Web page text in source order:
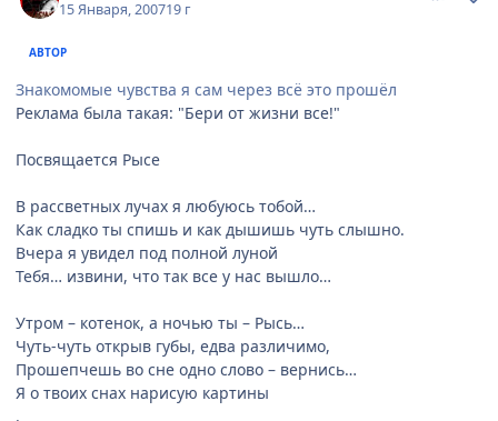
15 Января, 200719 г
АВТОР
Знакомомые чувства я сам через всё это прошёл
Реклама была такая: "Бери от жизни все!"
Посвящается Рысе
В рассветных лучах я любуюсь тобой…
Как сладко ты спишь и как дышишь чуть слышно.
Вчера я увидел под полной луной
Тебя… извини, что так все у нас вышло…
Утром – котенок, а ночью ты – Рысь…
Чуть-чуть открыв губы, едва различимо,
Прошепчешь во сне одно слово – вернись…
Я о твоих снах нарисую картины
.